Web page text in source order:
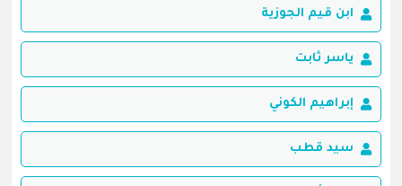
ابن قيم الجوزية
ياسر ثابت
إبراهيم الكوني
سيد قطب